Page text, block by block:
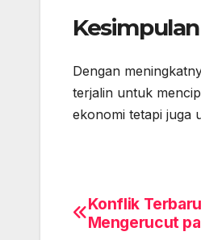
Dengan
terjalin untuk
ekonomi tetapi juga
Post
Konflik
Mengerucut